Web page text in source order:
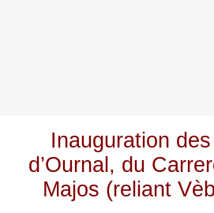
Inauguration
d’Ournal, du
Majos (reliant